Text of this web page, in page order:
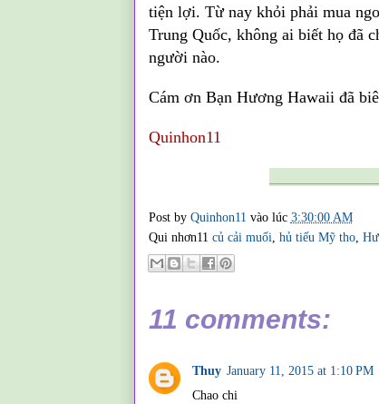
tiện lợi. Từ nay khỏi phải mua
Trung Quốc, không ai biết họ đã
người nào.
Cám ơn Bạn Hương Hawaii đã
Quinhon11
Post by Quinhon11 vào lúc 3:30:00 AM
Qui nhơn11 củ cải muối, hủ tiếu Mỹ tho,
11 comments:
Thuy January 11, 2015 at 1:10 PM
Chao chi